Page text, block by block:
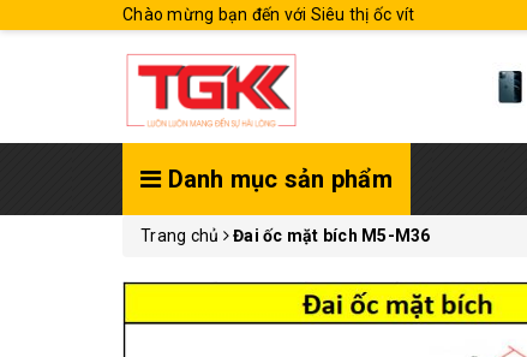
Chào mừng bạn đến với Siêu thị ốc vít
Danh mục sản phẩm
Trang chủ Đai ốc mặt bích M5-M36